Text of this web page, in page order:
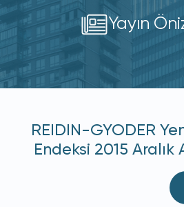
Yayın
REIDIN-GYODER
Endeksi 2015 Aralık